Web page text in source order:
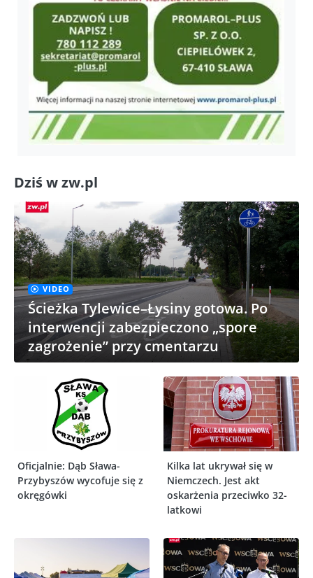
Dziś w zw.pl
VIDEO
Ścieżka Tylewice–Łysiny gotowa. Po
interwencji zabezpieczono „spore
zagrożenie” przy cmentarzu
Oficjalnie: Dąb Sława-
Przybyszów wycofuje się z
okręgówki
Kilka lat ukrywał się w
Niemczech. Jest akt
oskarżenia przeciwko 32-
latkowi